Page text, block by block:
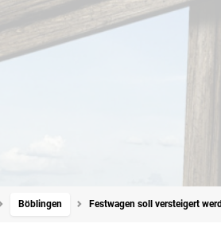
Böblingen Festwagen soll versteigert